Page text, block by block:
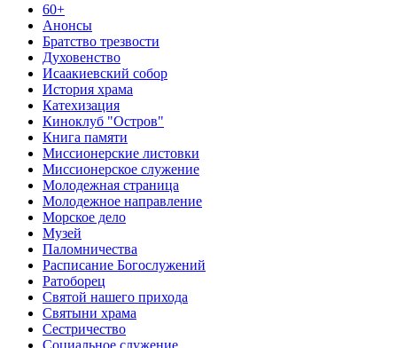
60+
Анонсы
Братство трезвости
Духовенство
Исаакиевский собор
История храма
Катехизация
Киноклуб "Остров"
Книга памяти
Миссионерские листовки
Миссионерское служение
Молодежная страница
Молодежное направление
Морское дело
Музей
Паломничества
Расписание Богослужений
Ратоборец
Святой нашего прихода
Святыни храма
Сестричество
Социальное служение